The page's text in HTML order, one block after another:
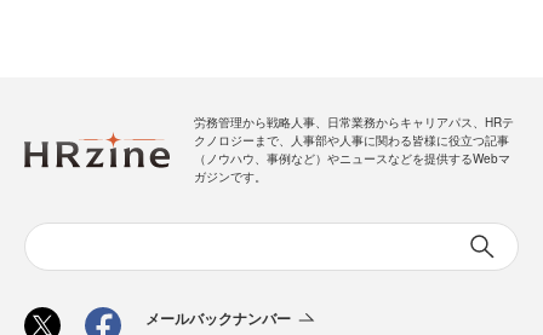
労務管理から戦略人事、日常業務からキャリアパス、HRテ
クノロジーまで、人事部や人事に関わる皆様に役立つ記事
（ノウハウ、事例など）やニュースなどを提供するWebマ
ガジンです。
メールバックナンバー